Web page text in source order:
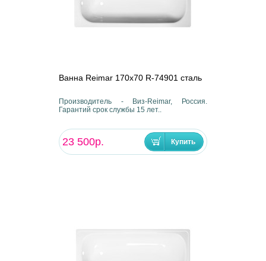
Ванна Reimar 170х70 R-74901 сталь
Производитель - Виз-Reimar, Россия.
Гарантий срок службы 15 лет..
23 500р.